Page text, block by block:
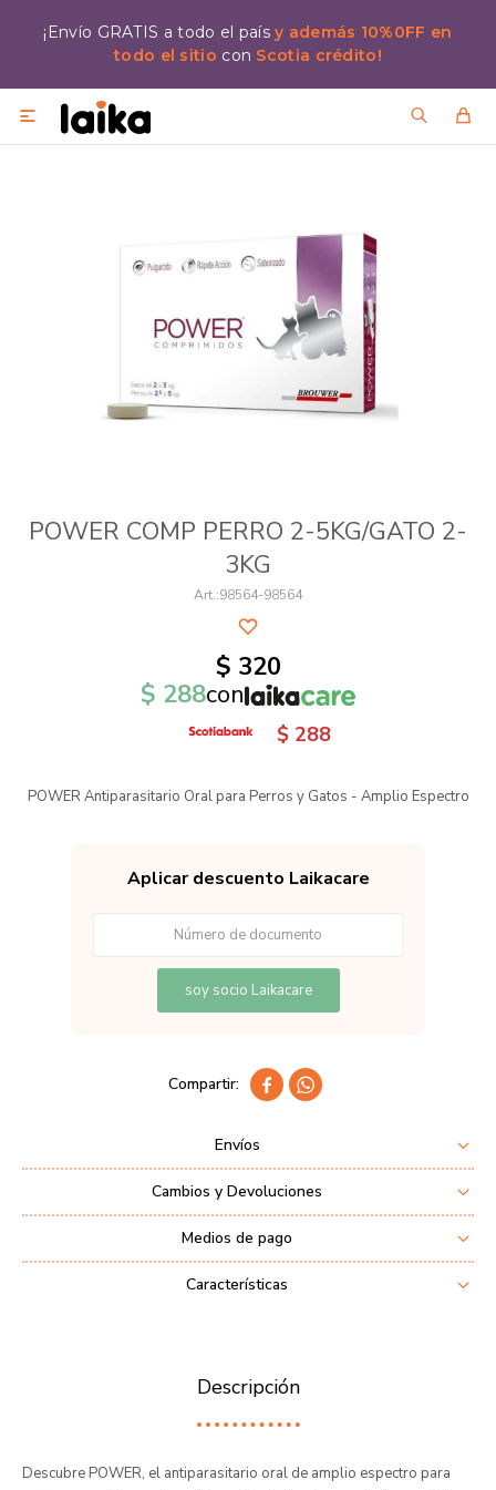
¡Envío GRATIS a todo el paísy además 10%0FF en
todo el sitio con Scotia crédito!

POWER COMP PERRO 2-5KG/GATO 2-
3KG
98564-98564
$ 320
$ 288con
$ 288
POWER Antiparasitario Oral para Perros y Gatos - Amplio Espectro
Aplicar descuento Laikacare
soy socio Laikacare
 
Envíos
Cambios y Devoluciones
Medios de pago
Características
Descripción
Descubre POWER, el antiparasitario oral de amplio espectro para